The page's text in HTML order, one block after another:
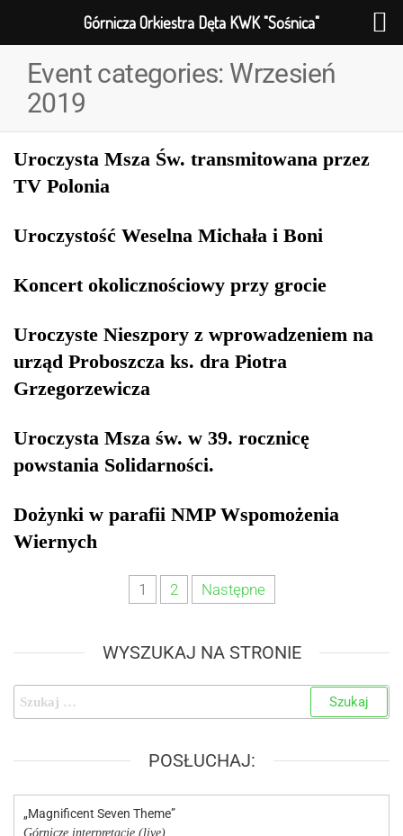
Event categories: Wrzesień
2019
Uroczysta Msza Św. transmitowana przez
TV Polonia
Uroczystość Weselna Michała i Boni
Koncert okolicznościowy przy grocie
Uroczyste Nieszpory z wprowadzeniem na
urząd Proboszcza ks. dra Piotra
Grzegorzewicza
Uroczysta Msza św. w 39. rocznicę
powstania Solidarności.
Dożynki w parafii NMP Wspomożenia
Wiernych
1 2 Następne
WYSZUKAJ NA STRONIE
POSŁUCHAJ:
„Magnificent Seven Theme”
Górnicze interpretacje (live)
Górnicza Orkiestra Dęta KWK "Sośnica"